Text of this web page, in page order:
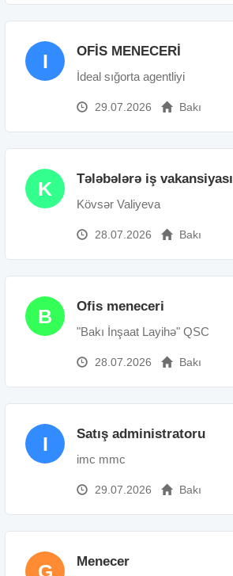
I OFİS MENECERİ
İdeal sığorta agentliyi
29.07.2026 Bakı
K Tələbələrə iş vakansiyası
Kövsər Valiyeva
28.07.2026 Bakı
B Ofis meneceri
"Bakı İnşaat Layihə" QSC
28.07.2026 Bakı
I Satış administratoru
imc mmc
29.07.2026 Bakı
G Menecer